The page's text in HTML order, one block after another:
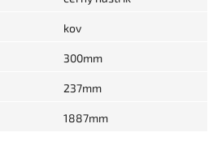
kov
300mm
237mm
1887mm